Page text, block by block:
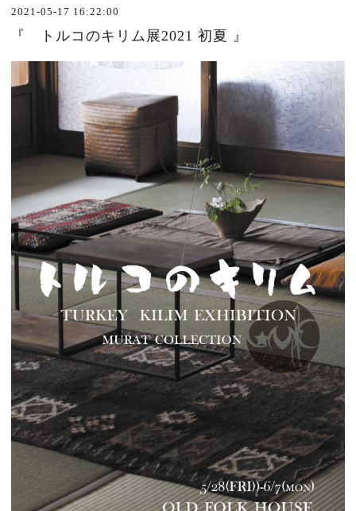
2021-05-17 16:22:00
『 トルコのキリム展2021 初夏 』